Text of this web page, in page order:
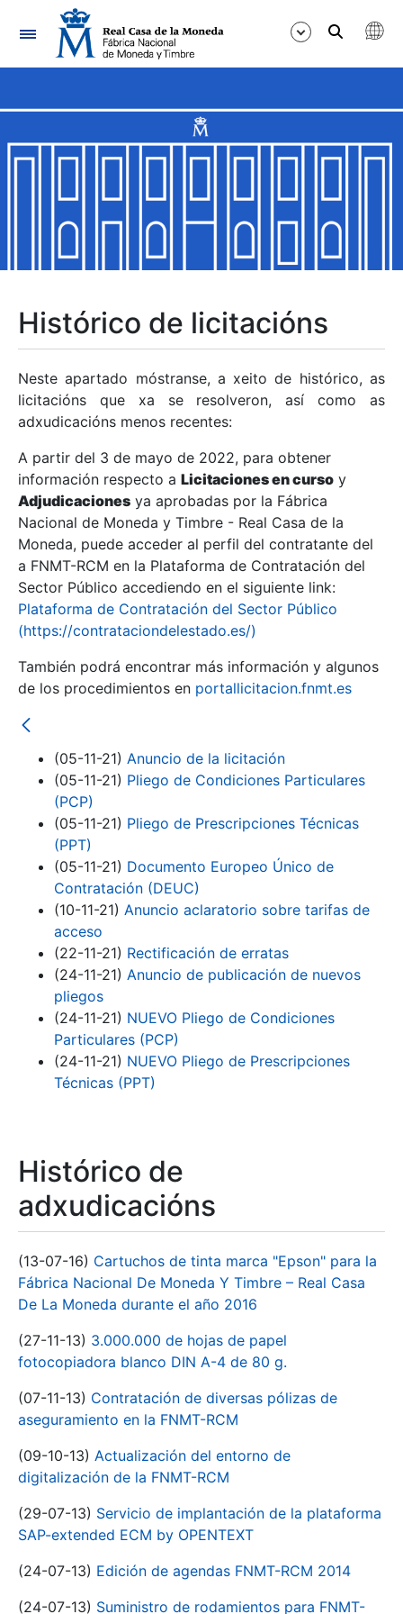
Navegación
Mostrar/Ocultar
Mostrar/Ocultar
Mostrar/Ocultar
Mostrar/Ocultar
Mostrar/Ocultar
Mostrar/Ocultar
Histórico de licitacións
Neste apartado móstranse, a xeito de histórico, as
licitacións que xa se resolveron, así como as
adxudicacións menos recentes:
A partir del 3 de mayo de 2022, para obtener
información respecto a Licitaciones en curso y
Adjudicaciones ya aprobadas por la Fábrica
Nacional de Moneda y Timbre - Real Casa de la
Moneda, puede acceder al perfil del contratante del
a FNMT-RCM en la Plataforma de Contratación del
Sector Público accediendo en el siguiente link:
Plataforma de Contratación del Sector Público
(https://contrataciondelestado.es/)
También podrá encontrar más información y algunos
de los procedimientos en portallicitacion.fnmt.es
(05-11-21) Anuncio de la licitación
(05-11-21) Pliego de Condiciones Particulares
(PCP)
(05-11-21) Pliego de Prescripciones Técnicas
(PPT)
(05-11-21) Documento Europeo Único de
Contratación (DEUC)
(10-11-21) Anuncio aclaratorio sobre tarifas de
acceso
(22-11-21) Rectificación de erratas
(24-11-21) Anuncio de publicación de nuevos
pliegos
(24-11-21) NUEVO Pliego de Condiciones
Particulares (PCP)
(24-11-21) NUEVO Pliego de Prescripciones
Técnicas (PPT)
Histórico de
adxudicacións
(13-07-16) Cartuchos de tinta marca "Epson" para la
Fábrica Nacional De Moneda Y Timbre – Real Casa
De La Moneda durante el año 2016
(27-11-13) 3.000.000 de hojas de papel
fotocopiadora blanco DIN A-4 de 80 g.
(07-11-13) Contratación de diversas pólizas de
aseguramiento en la FNMT-RCM
(09-10-13) Actualización del entorno de
digitalización de la FNMT-RCM
(29-07-13) Servicio de implantación de la plataforma
SAP-extended ECM by OPENTEXT
(24-07-13) Edición de agendas FNMT-RCM 2014
(24-07-13) Suministro de rodamientos para FNMT-